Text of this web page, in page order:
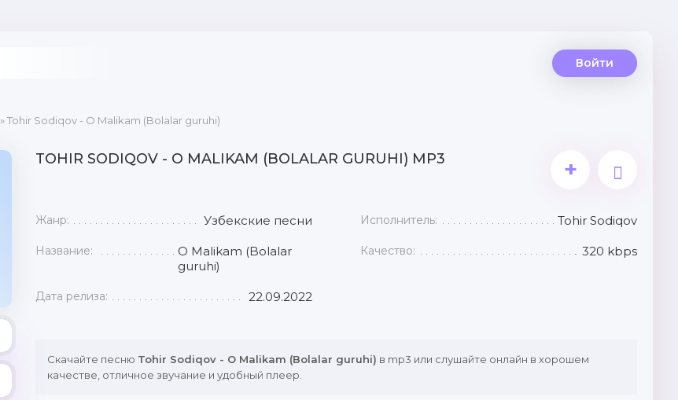
Войти
» Tohir Sodiqov - O Malikam (Bolalar guruhi)
TOHIR SODIQOV - O MALIKAM (BOLALAR GURUHI) MP3 +
Жанр: Узбекские песни Исполнитель: Tohir Sodiqov
Название:
O Malikam (Bolalar
guruhi)
Качество: 320 kbps
Дата релиза: 22.09.2022
Скачайте песню Tohir Sodiqov - O Malikam (Bolalar guruhi) в mp3 или слушайте онлайн в хорошем
качестве, отличное звучание и удобный плеер.